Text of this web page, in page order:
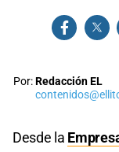
Por:Redacción EL
Desde la